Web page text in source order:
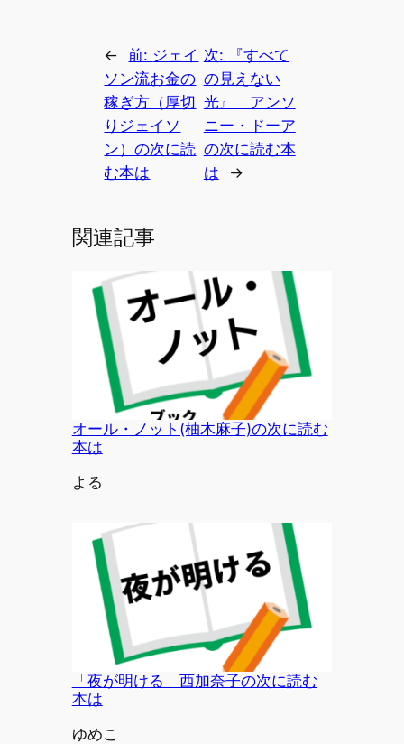
← 前: ジェイ
ソン流お金の
稼ぎ方（厚切
りジェイソ
ン）の次に読
む本は
次:
『すべて
の見えない
光』 アンソ
ニー・ドーア
の次に読む本
は
→
関連記事
オール・ノット(柚木麻子)の次に読む
本は
投稿者
よる
「夜が明ける」西加奈子の次に読む
本は
投稿者
ゆめこ